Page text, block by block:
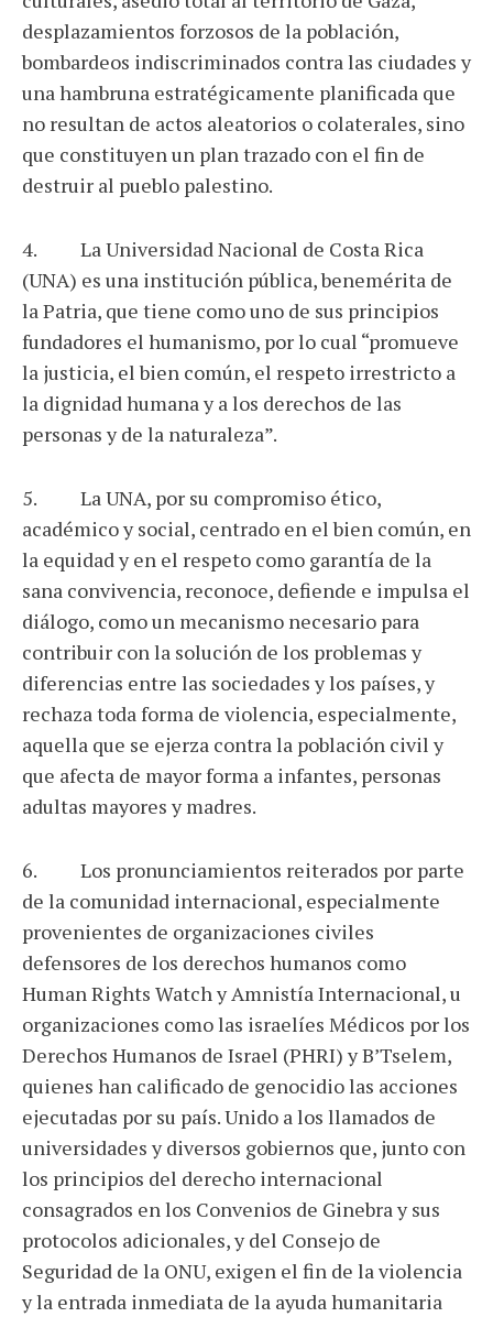
desplazamientos forzosos de la población,
bombardeos indiscriminados contra las ciudades y
una hambruna estratégicamente planificada que
no resultan de actos aleatorios o colaterales, sino
que constituyen un plan trazado con el fin de
destruir al pueblo palestino.
4. La Universidad Nacional de Costa Rica
(UNA) es una institución pública, benemérita de
la Patria, que tiene como uno de sus principios
fundadores el humanismo, por lo cual “promueve
la justicia, el bien común, el respeto irrestricto a
la dignidad humana y a los derechos de las
personas y de la naturaleza”.
5. La UNA, por su compromiso ético,
académico y social, centrado en el bien común, en
la equidad y en el respeto como garantía de la
sana convivencia, reconoce, defiende e impulsa el
diálogo, como un mecanismo necesario para
contribuir con la solución de los problemas y
diferencias entre las sociedades y los países, y
rechaza toda forma de violencia, especialmente,
aquella que se ejerza contra la población civil y
que afecta de mayor forma a infantes, personas
adultas mayores y madres.
6. Los pronunciamientos reiterados por parte
de la comunidad internacional, especialmente
provenientes de organizaciones civiles
defensores de los derechos humanos como
Human Rights Watch y Amnistía Internacional, u
organizaciones como las israelíes Médicos por los
Derechos Humanos de Israel (PHRI) y B’Tselem,
quienes han calificado de genocidio las acciones
ejecutadas por su país. Unido a los llamados de
universidades y diversos gobiernos que, junto con
los principios del derecho internacional
consagrados en los Convenios de Ginebra y sus
protocolos adicionales, y del Consejo de
Seguridad de la ONU, exigen el fin de la violencia
y la entrada inmediata de la ayuda humanitaria